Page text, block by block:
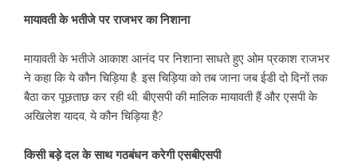
मायावती के भतीजे पर राजभर का निशाना
मायावती के भतीजे आकाश आनंद पर निशाना साधते हुए ओम प्रकाश राजभर
ने कहा कि ये कौन चिड़िया है. इस चिड़िया को तब जाना जब ईडी दो दिनों तक
बैठा कर पूछताछ कर रही थी. बीएसपी की मालिक मायावती हैं और एसपी के
अखिलेश यादव, ये कौन चिड़िया है?
किसी बड़े दल के साथ गठबंधन करेगी एसबीएसपी